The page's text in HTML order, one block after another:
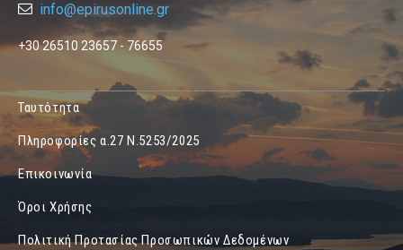
info@epirusonline.gr
+30 26510 23657 - 76655
Ταυτότητα
Πληροφορίες α.27 Ν.5253/2025
Επικοινωνία
Όροι Χρήσης
Πολιτική Προτασίας Προσωπικών Δεδομένων